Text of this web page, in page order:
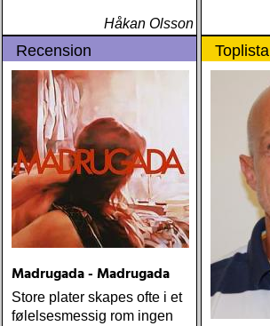
Håkan Olsson
Recension
Madrugada - Madrugada
Store plater skapes ofte i et
følelsesmessig rom ingen
Toplista